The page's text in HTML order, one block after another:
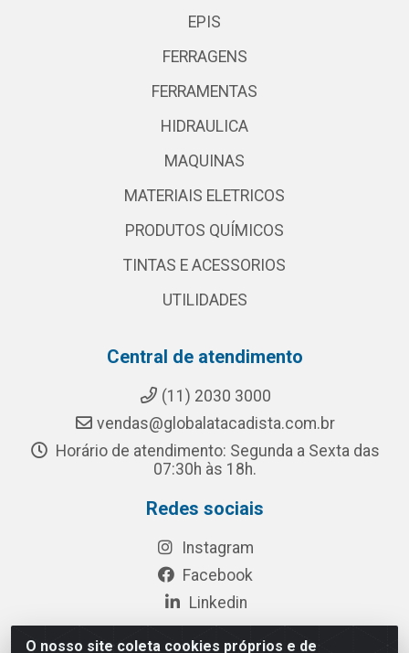
O nosso site coleta cookies próprios e de
EPIS
FERRAGENS
FERRAMENTAS
HIDRAULICA
MAQUINAS
MATERIAIS ELETRICOS
PRODUTOS QUÍMICOS
TINTAS E ACESSORIOS
UTILIDADES
Central de atendimento
(11) 2030 3000
vendas@globalatacadista.com.br
Horário de atendimento: Segunda a Sexta das
07:30h às 18h.
Redes sociais
Instagram
Facebook
Linkedin